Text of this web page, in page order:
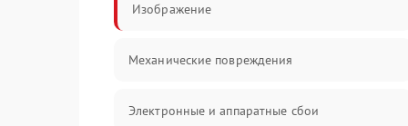
Изображение
Механические повреждения
Электронные и аппаратные сбои